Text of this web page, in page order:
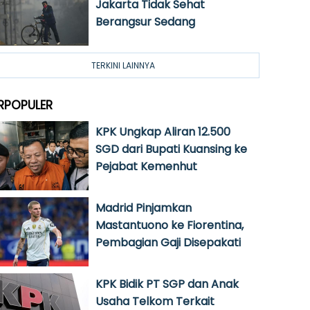
Jakarta Tidak Sehat
Berangsur Sedang
TERKINI LAINNYA
KPK Ungkap Aliran 12.500
SGD dari Bupati Kuansing ke
Pejabat Kemenhut
Madrid Pinjamkan
Mastantuono ke Fiorentina,
Pembagian Gaji Disepakati
KPK Bidik PT SGP dan Anak
Usaha Telkom Terkait